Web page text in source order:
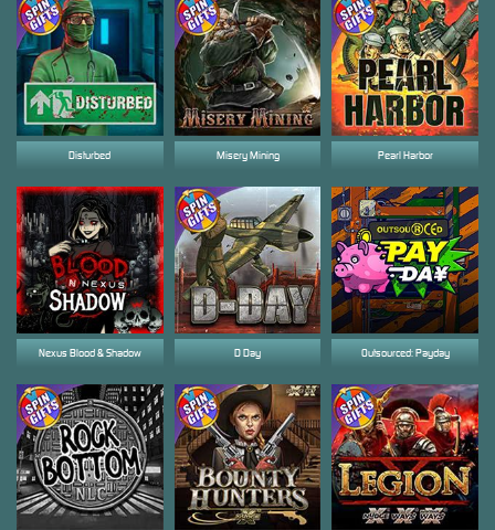
Nexus Blood & Shadow Outsourced: Payday
Disturbed Pearl Harbor
Misery Mining
D Day